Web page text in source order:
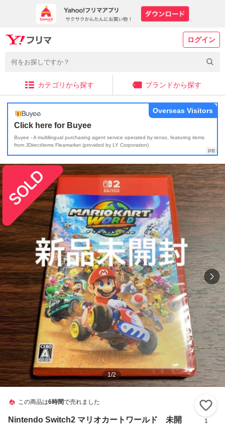
ログイン
カテゴリから探す ブランドから探す
Click here for Buyee
Buyee - A multilingual purchasing agent service operated by tenso, featuring items
from JDirectItems Fleamarket (provided by LY Corporation)
Overseas Visitors
1/2
この商品は6時間で売れました
Nintendo Switch2 マリオカートワールド 未開
1